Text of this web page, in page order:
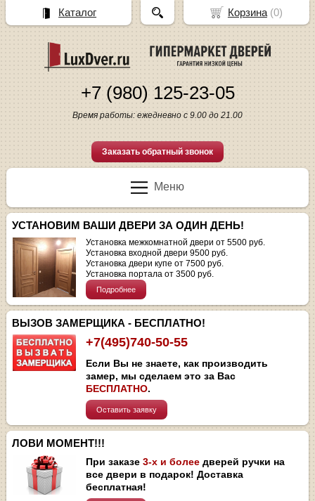
+7 (980) 125-23-05
Время работы: ежедневно с 9.00 до 21.00
Заказать обратный звонок
Меню
УСТАНОВИМ ВАШИ ДВЕРИ ЗА ОДИН ДЕНЬ!
Установка межкомнатной двери от 5500 руб.
Установка входной двери 9500 руб.
Установка двери купе от 7500 руб.
Установка портала от 3500 руб.
Подробнее
ВЫЗОВ ЗАМЕРЩИКА - БЕСПЛАТНО!
+7(495)740-50-55
Если Вы не знаете, как производить
замер, мы сделаем это за Вас
БЕСПЛАТНО.
Оставить заявку
ЛОВИ МОМЕНТ!!!
При заказе3-х и более дверей ручки на
все двери в подарок! Доставка
бесплатная!
Корзина(0)
Каталог